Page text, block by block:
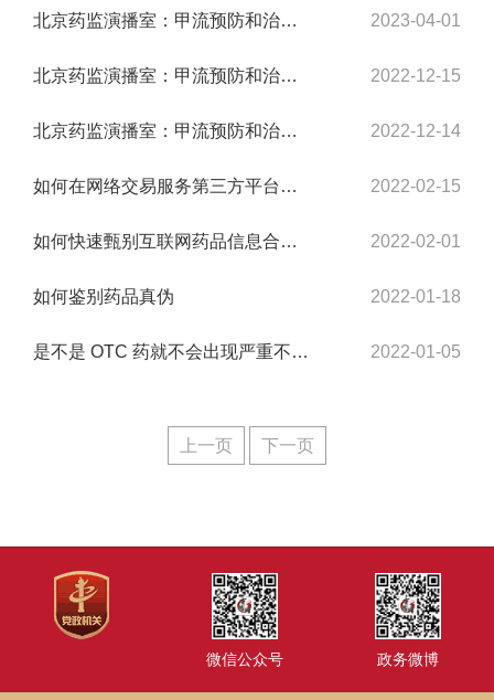
北京药监演播室：甲流预防和治疗用药知识四 2023-04-01
北京药监演播室：甲流预防和治疗用药知识三 2022-12-15
北京药监演播室：甲流预防和治疗用药知识二 2022-12-14
如何在网络交易服务第三方平台选购医疗器械 2022-02-15
如何快速甄别互联网药品信息合规性 2022-02-01
如何鉴别药品真伪 2022-01-18
是不是 OTC 药就不会出现严重不良反应？ 2022-01-05
上一页 下一页
微信公众号 政务微博